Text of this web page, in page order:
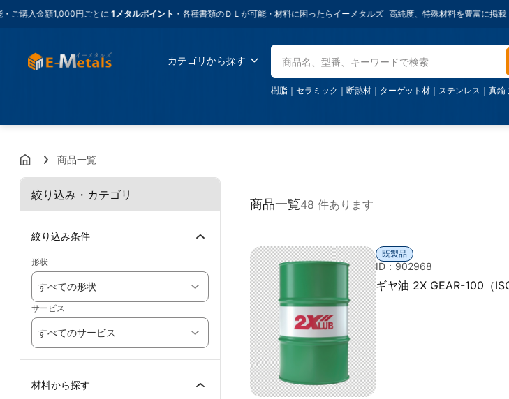
額1,000円ごとに1メタルポイント・各種書類のＤＬが可能・材料に困ったらイーメタルズ 高純度、特殊材料を豊富に掲載・材料
カテゴリから探す
樹脂 ｜ セラミック ｜ 断熱材 ｜ ターゲット材 ｜ ステンレス ｜ 真鍮
商品一覧
絞り込み・カテゴリ
絞り込み条件
形状
すべての形状
サービス
すべてのサービス
材料から探す
商品一覧48 件あります
既製品
ID：902968
ギヤ油 2X GEAR-100（